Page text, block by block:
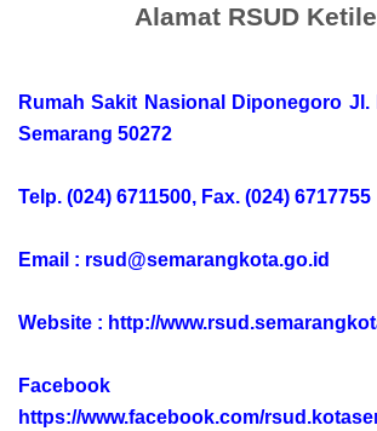
Alamat RSUD
Rumah Sakit Nasional Diponegoro Jl.
Semarang 50272
Telp. (024) 6711500, Fax. (024) 6717755
Email : rsud@semarangkota.go.id
Website : http://
https://www.facebook.com/